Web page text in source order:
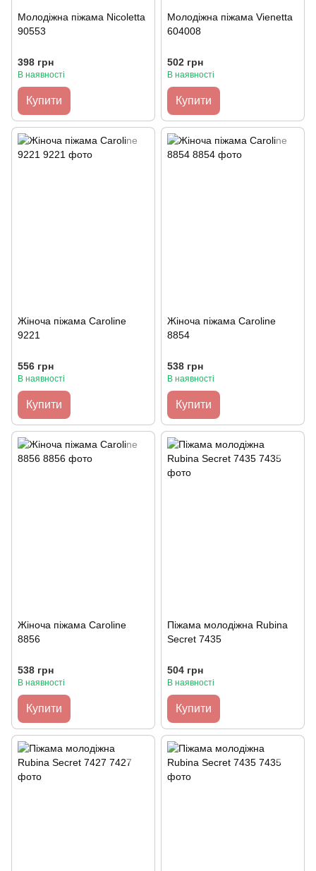
Молодіжна піжама Nicoletta
90553
398 грн
В наявності
Купити
Молодіжна піжама Vienetta
604008
502 грн
В наявності
Купити
Жіноча піжама Caroline
9221
556 грн
В наявності
Купити
Жіноча піжама Caroline
8854
538 грн
В наявності
Купити
Жіноча піжама Caroline
8856
538 грн
В наявності
Купити
Піжама молодіжна Rubina
Secret 7435
504 грн
В наявності
Купити